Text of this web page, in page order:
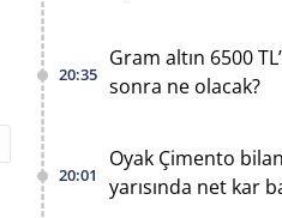
20:35
Gram altın 6500
sonra ne olacak?
20:01
Oyak Çimento
yarısında net kar